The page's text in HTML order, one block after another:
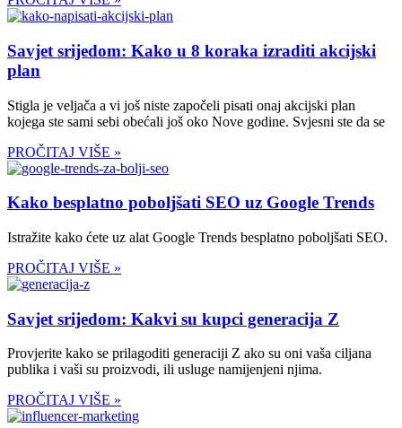
Savjet srijedom: Kako u 8 koraka izraditi akcijski
plan
Stigla je veljača a vi još niste započeli pisati onaj akcijski plan
kojega ste sami sebi obećali još oko Nove godine. Svjesni ste da se
PROČITAJ VIŠE »
Kako besplatno poboljšati SEO uz Google Trends
Istražite kako ćete uz alat Google Trends besplatno poboljšati SEO.
PROČITAJ VIŠE »
Savjet srijedom: Kakvi su kupci generacija Z
Provjerite kako se prilagoditi generaciji Z ako su oni vaša ciljana
publika i vaši su proizvodi, ili usluge namijenjeni njima.
PROČITAJ VIŠE »